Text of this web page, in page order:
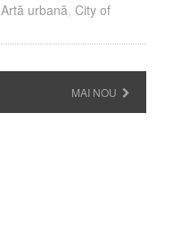
Artă urbană, City of
MAI NOU